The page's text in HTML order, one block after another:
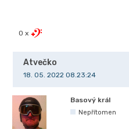
0 x
Atvečko
18. 05. 2022 08.23:24
Basový král
Nepřítomen